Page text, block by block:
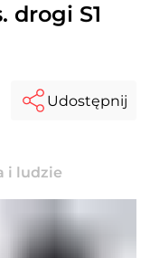
drogi S1
i ludzie
Udostępnij